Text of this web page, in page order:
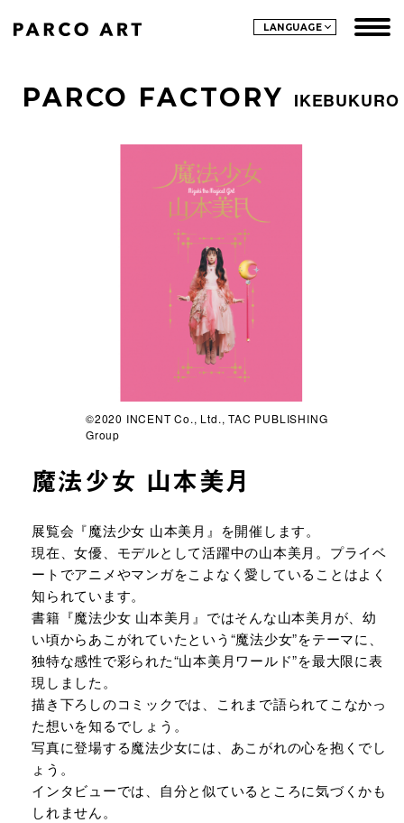
LANGUAGE
PARCO FACTORY IKEBUKURO
©2020 INCENT Co., Ltd., TAC PUBLISHING
Group
魔法少⼥ ⼭本美⽉
URLをコピーする
展覧会『魔法少女 山本美月』を開催します。
現在、女優、モデルとして活躍中の山本美月。プライベ
ートでアニメやマンガをこよなく愛していることはよく
知られています。
書籍『魔法少女 山本美月』ではそんな山本美月が、幼
い頃からあこがれていたという“魔法少女”をテーマに、
独特な感性で彩られた“山本美月ワールド”を最大限に表
現しました。
描き下ろしのコミックでは、これまで語られてこなかっ
た想いを知るでしょう。
写真に登場する魔法少女には、あこがれの心を抱くでし
ょう。
インタビューでは、自分と似ているところに気づくかも
しれません。